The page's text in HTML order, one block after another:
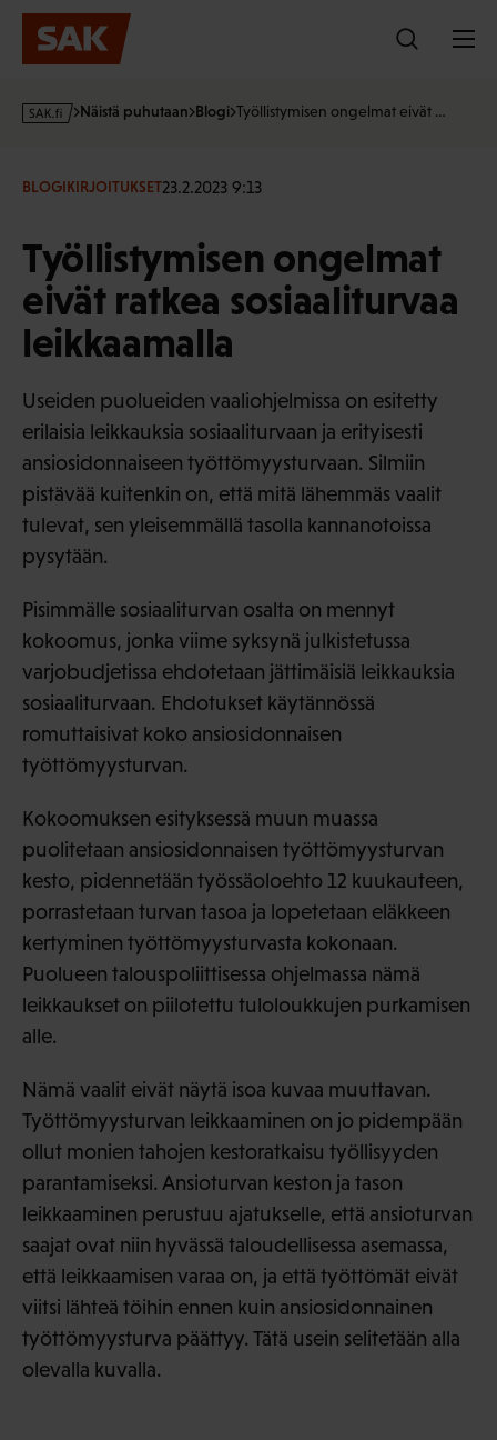
Hyppää
sisältöön
s
·
Näistä puhutaan Blogi Työllistymisen ongelmat eivät …
BLOGIKIRJOITUKSET23.2.2023 9:13
Työllistymisen ongelmat
eivät ratkea sosiaaliturvaa
leikkaamalla
Useiden puolueiden vaaliohjelmissa on esitetty
erilaisia leikkauksia sosiaaliturvaan ja erityisesti
ansiosidonnaiseen työttömyysturvaan. Silmiin
pistävää kuitenkin on, että mitä lähemmäs vaalit
tulevat, sen yleisemmällä tasolla kannanotoissa
pysytään.
Pisimmälle sosiaaliturvan osalta on mennyt
kokoomus, jonka viime syksynä julkistetussa
varjobudjetissa ehdotetaan jättimäisiä leikkauksia
sosiaaliturvaan. Ehdotukset käytännössä
romuttaisivat koko ansiosidonnaisen
työttömyysturvan.
Kokoomuksen esityksessä muun muassa
puolitetaan ansiosidonnaisen työttömyysturvan
kesto, pidennetään työssäoloehto 12 kuukauteen,
porrastetaan turvan tasoa ja lopetetaan eläkkeen
kertyminen työttömyysturvasta kokonaan.
Puolueen talouspoliittisessa ohjelmassa nämä
leikkaukset on piilotettu tuloloukkujen purkamisen
alle.
Nämä vaalit eivät näytä isoa kuvaa muuttavan.
Työttömyysturvan leikkaaminen on jo pidempään
ollut monien tahojen kestoratkaisu työllisyyden
parantamiseksi. Ansioturvan keston ja tason
leikkaaminen perustuu ajatukselle, että ansioturvan
saajat ovat niin hyvässä taloudellisessa asemassa,
että leikkaamisen varaa on, ja että työttömät eivät
viitsi lähteä töihin ennen kuin ansiosidonnainen
työttömyysturva päättyy. Tätä usein selitetään alla
olevalla kuvalla.